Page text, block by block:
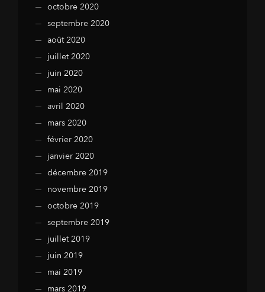
octobre 2020
septembre 2020
août 2020
juillet 2020
juin 2020
mai 2020
avril 2020
mars 2020
février 2020
janvier 2020
décembre 2019
novembre 2019
octobre 2019
septembre 2019
juillet 2019
juin 2019
mai 2019
mars 2019